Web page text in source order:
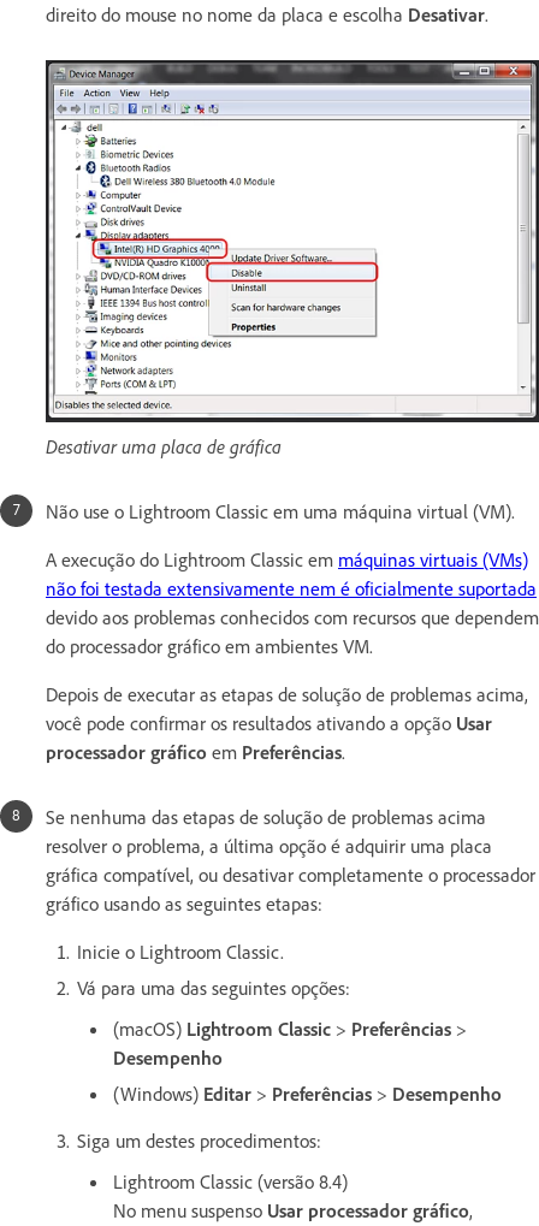
direito do mouse no nome da placa e escolha Desativar.
Desativar uma placa de gráfica
Não use o Lightroom Classic em uma máquina virtual (VM).
A execução do Lightroom Classic em máquinas virtuais (VMs)
não foi testada extensivamente nem é oficialmente suportada
devido aos problemas conhecidos com recursos que dependem
do processador gráfico em ambientes VM.
Depois de executar as etapas de solução de problemas acima,
você pode confirmar os resultados ativando a opção Usar
processador gráfico em Preferências.
Se nenhuma das etapas de solução de problemas acima
resolver o problema, a última opção é adquirir uma placa
gráfica compatível, ou desativar completamente o processador
gráfico usando as seguintes etapas:
Inicie o Lightroom Classic.
Vá para uma das seguintes opções:
(macOS) Lightroom Classic > Preferências >
Desempenho
(Windows) Editar > Preferências > Desempenho
Siga um destes procedimentos:
Lightroom Classic (versão 8.4)
No menu suspenso Usar processador gráfico,